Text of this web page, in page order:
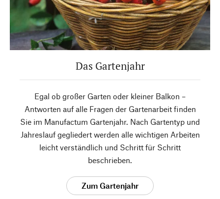
Das Gartenjahr
Egal ob großer Garten oder kleiner Balkon –
Antworten auf alle Fragen der Gartenarbeit finden
Sie im Manufactum Gartenjahr. Nach Gartentyp und
Jahreslauf gegliedert werden alle wichtigen Arbeiten
leicht verständlich und Schritt für Schritt
beschrieben.
Zum Gartenjahr